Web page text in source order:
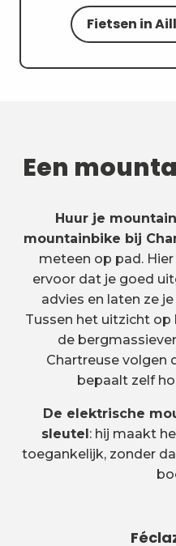
Fietsen in
Een
Huur je
mountainbike bij
meteen op pad.
ervoor dat je goed
advies en laten ze
Tussen het uitzicht
de
Chartreuse volgen
bepaalt zelf
De elektrische
sleutel: hij maakt
toegankelijk, zonder